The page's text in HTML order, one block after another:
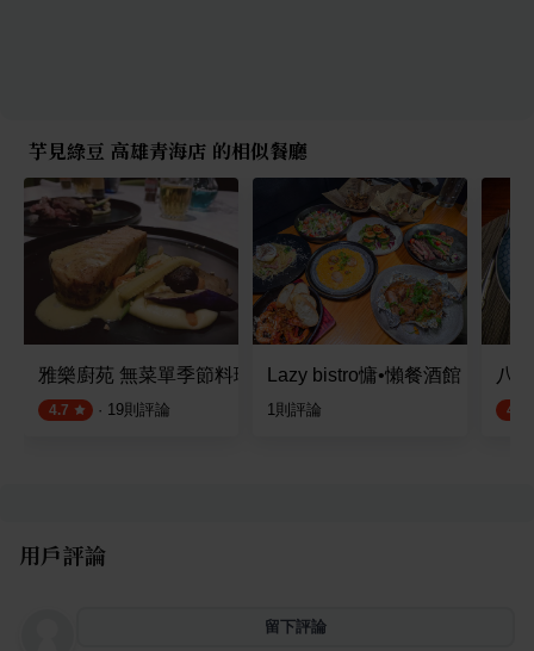
芋見綠豆 高雄青海店 的相似餐廳
雅樂廚苑 無菜單季節料理
4.7 · 19則評論
Lazy bistro慵•懶餐酒館
1則評論
八
4.4
用戶評論
留下評論